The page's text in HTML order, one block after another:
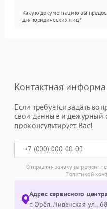
Какую документацию вы
для юридических лиц?
Контактная
Если требуется задать
свои данные и дежурный
проконсультирует Вас!
Отправляя заявку на ремонт
Политикой
Адрес сервисного
г. Орёл, Ливенская ул.,